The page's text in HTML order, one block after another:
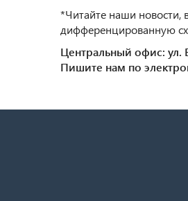
*Читайте наши новости,
дифференцированную
Центральный офис: ул.
Пишите нам по